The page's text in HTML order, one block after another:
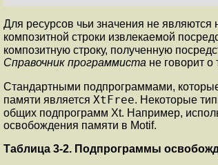
Для ресурсов чьи значения не
композитной строки извлекаемой
композитную строку, полученную
Справочник программиста не говорит
Стандартными подпрограммами,
памяти является XtFree. Некоторые
общих подпрограмм Xt. Например,
освобождения памяти в Motif.
Таблица 3-2. Подпрограммы